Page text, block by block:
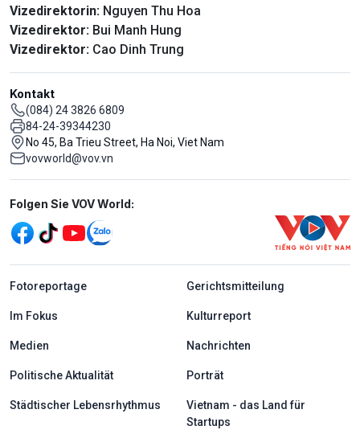
Alle ansehen
Vizedirektorin: Nguyen Thu Hoa
Vizedirektor: Bui Manh Hung
Vizedirektor: Cao Dinh Trung
Kontakt
(084) 24 3826 6809
84-24-39344230
No 45, Ba Trieu Street, Ha Noi, Viet Nam
vovworld@vov.vn
Mạng xã hội
Folgen Sie VOV World:
menu footer tiếng Đức
Fotoreportage Gerichtsmitteilung
Im Fokus Kulturreport
Medien Nachrichten
Politische Aktualität Porträt
Städtischer Lebensrhythmus
Vietnam - das Land für
Startups